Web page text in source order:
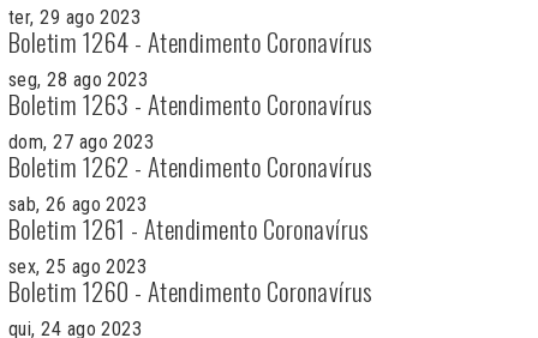
ter, 29 ago 2023
Boletim 1264 - Atendimento Coronavírus
seg, 28 ago 2023
Boletim 1263 - Atendimento Coronavírus
dom, 27 ago 2023
Boletim 1262 - Atendimento Coronavírus
sab, 26 ago 2023
Boletim 1261 - Atendimento Coronavírus
sex, 25 ago 2023
Boletim 1260 - Atendimento Coronavírus
qui, 24 ago 2023